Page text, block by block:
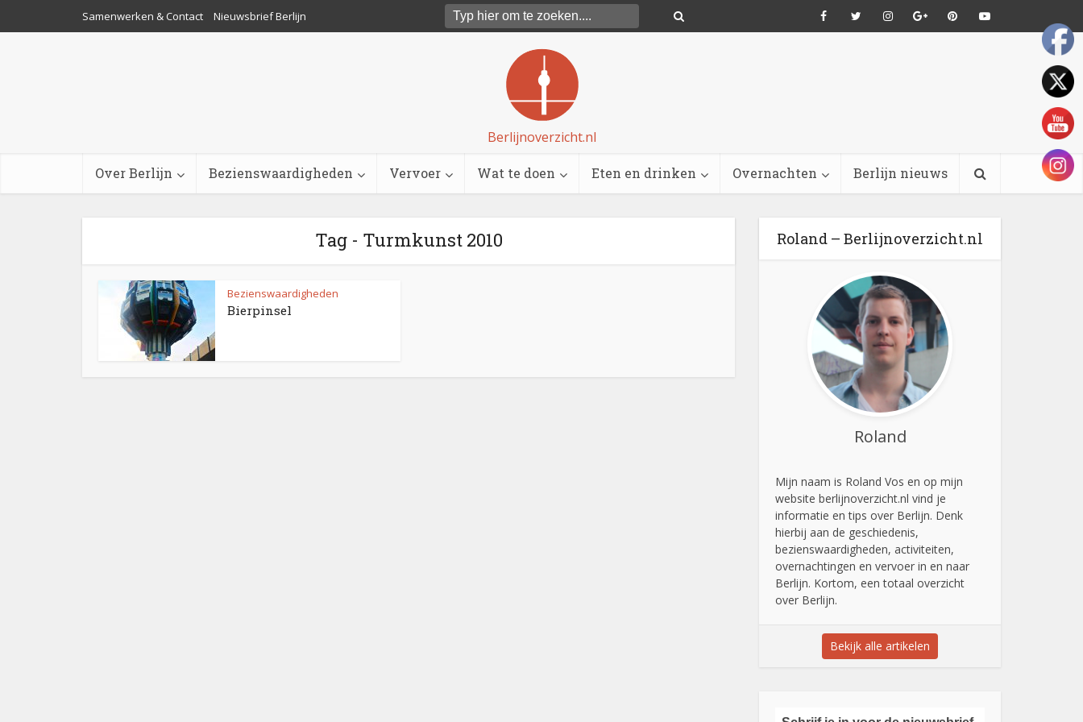
Samenwerken & Contact Nieuwsbrief Berlijn
Berlijnoverzicht.nl
Over Berlijn Bezienswaardigheden Vervoer Wat te doen Eten en drinken Overnachten Berlijn nieuws
Tag - Turmkunst 2010
Bezienswaardigheden
Bierpinsel
Roland – Berlijnoverzicht.nl
Roland
Mijn naam is Roland Vos en op mijn
website berlijnoverzicht.nl vind je
informatie en tips over Berlijn. Denk
hierbij aan de geschiedenis,
bezienswaardigheden, activiteiten,
overnachtingen en vervoer in en naar
Berlijn. Kortom, een totaal overzicht
over Berlijn.
Bekijk alle artikelen